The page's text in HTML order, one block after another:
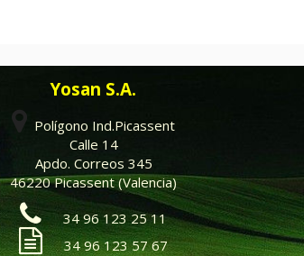
Yosan S.A.
Polígono Ind.Picassent
Calle 14
Apdo. Correos 345
46220 Picassent (Valencia)
34 96 123 25 11
34 96 123 57 67